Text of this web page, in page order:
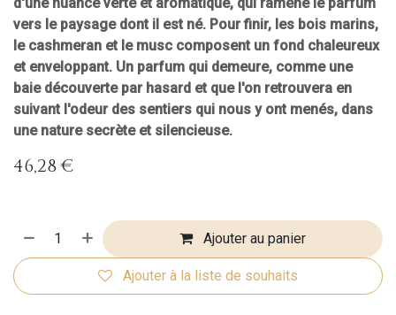
vers le paysage dont il est né. Pour finir, les bois marins,
le cashmeran et le musc composent un fond chaleureux
et enveloppant. Un parfum qui demeure, comme une
baie découverte par hasard et que l'on retrouvera en
suivant l'odeur des sentiers qui nous y ont menés, dans
une nature secrète et silencieuse.
46,28€
Ajouter au panier
Ajouter à la liste de souhaits